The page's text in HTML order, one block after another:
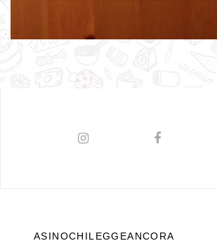
ASINOCHILEGGEANCORA